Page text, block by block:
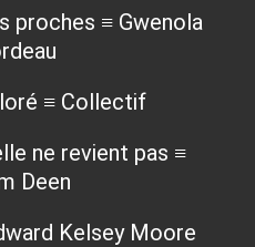
proches ≡ Gwenola
≡ Collectif
ne revient pas ≡
Deen
Kelsey Moore